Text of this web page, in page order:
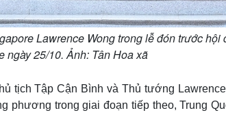
Lawrence Wong trong lễ đón trước hội
ngày 25/10. Ảnh: Tân Hoa xã
tịch Tập Cận Bình và Thủ tướng
phương trong giai đoạn tiếp theo, Trung